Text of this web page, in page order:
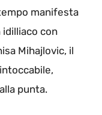
manifesta
con
Mihajlovic, il
punta.